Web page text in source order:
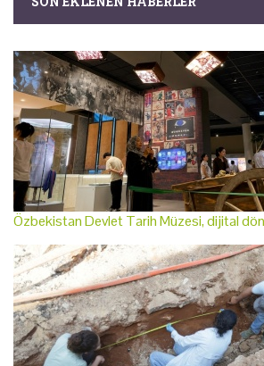
Özbekistan Devlet Tarih Müzesi, dijital